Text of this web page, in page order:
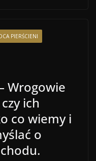
PIERŚCIENI
Wrogowie
ich
co wiemy i
o